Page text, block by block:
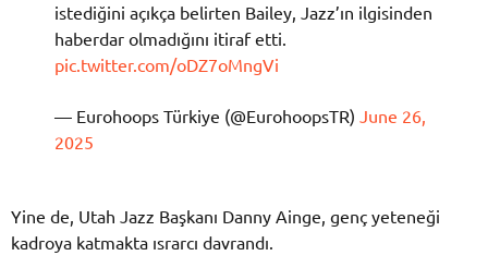
istediğini açıkça belirten Bailey, Jazz’ın ilgisinden
haberdar olmadığını itiraf etti.
pic.twitter.com/oDZ7oMngVi
— Eurohoops Türkiye (@EurohoopsTR) June 26,
2025
Yine de, Utah Jazz Başkanı Danny Ainge, genç yeteneği
kadroya katmakta ısrarcı davrandı.